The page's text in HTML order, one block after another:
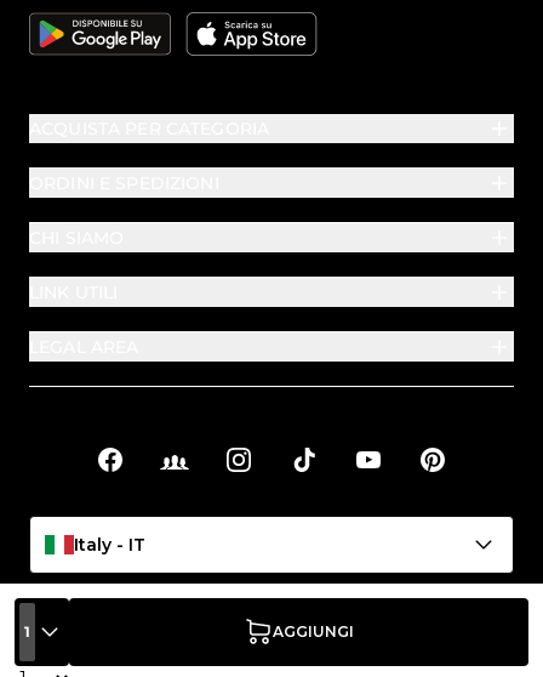
1 AGGIUNGI
Google Apple
Link sociali
FacebookFacebook Groups
InstagramTikTok YouTubePinterest
Italy - IT